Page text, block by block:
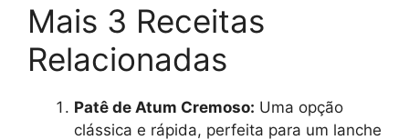
Mais 3 Receitas
Relacionadas
Patê de Atum Cremoso: Uma opção
clássica e rápida, perfeita para um lanche